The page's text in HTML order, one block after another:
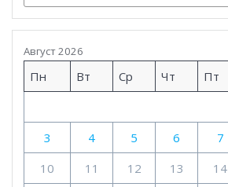
Август 2026
Пн Вт Ср Чт Пт
3
4 5 6 7
10
11 12 13 14